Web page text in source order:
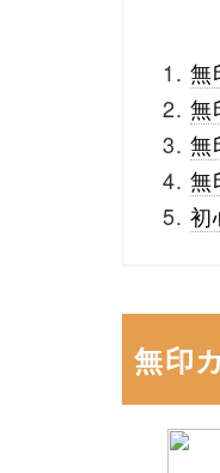
無
無
無
無
初
無印